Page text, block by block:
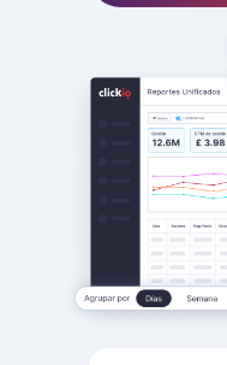
Página principal